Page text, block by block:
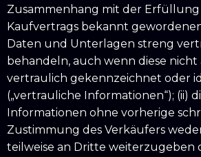
Zusammenhang mit der Erfüllung
Kaufvertrags bekannt
Daten und Unterlagen streng
behandeln, auch wenn diese nicht
vertraulich gekennzeichnet oder
(„vertrauliche Informationen“); (ii)
Informationen ohne vorherige
Zustimmung des Verkäufers
teilweise an Dritte weiterzugeben